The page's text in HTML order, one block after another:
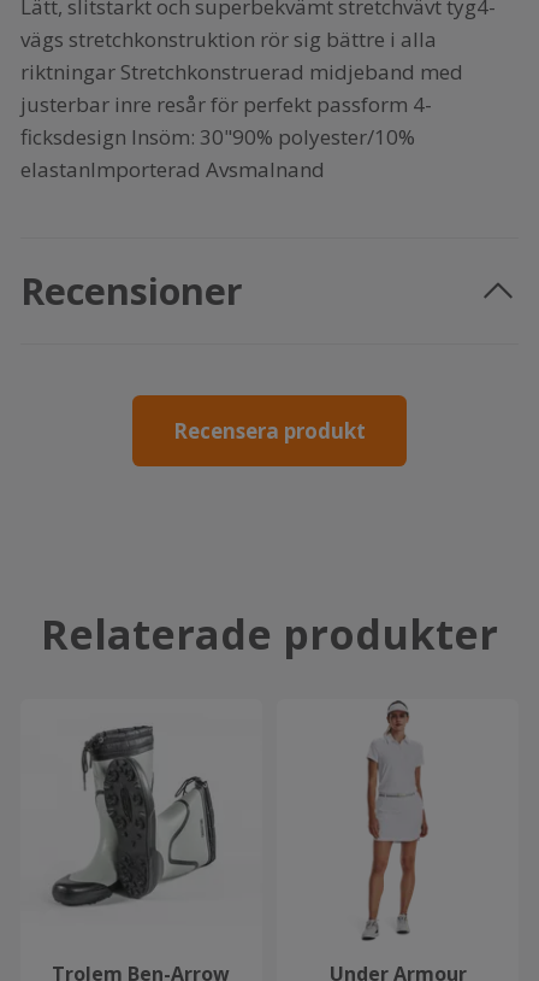
Lätt, slitstarkt och superbekvämt stretchvävt tyg4-
vägs stretchkonstruktion rör sig bättre i alla
riktningar Stretchkonstruerad midjeband med
justerbar inre resår för perfekt passform 4-
ficksdesign Insöm: 30"90% polyester/10%
elastanImporterad Avsmalnand
Recensioner
Recensera produkt
Relaterade produkter
Trolem Ben-Arrow
Under Armour